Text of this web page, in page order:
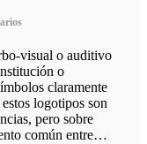
visual o auditivo
o
claramente
logotipos son
pero sobre
común entre…